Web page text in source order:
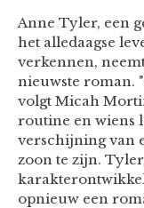
Anne Tyler, een
het alledaagse
verkennen,
nieuwste roman.
volgt Micah
routine en wiens
verschijning van
zoon te zijn.
opnieuw een